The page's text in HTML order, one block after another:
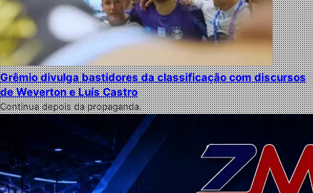
Grêmio divulga bastidores da classificação com discursos
de Weverton e Luís Castro
Continua depois da propaganda.